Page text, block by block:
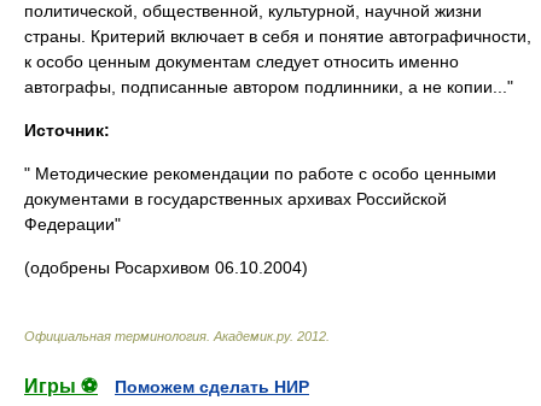
политической, общественной, культурной, научной жизни
страны. Критерий включает в себя и понятие автографичности,
к особо ценным документам следует относить именно
автографы, подписанные автором подлинники, а не копии..."
Источник:
" Методические рекомендации по работе с особо ценными
документами в государственных архивах Российской
Федерации"
(одобрены Росархивом 06.10.2004)
Официальная терминология Академик.ру. 2012
Игры ⚽
Поможем сделать НИР